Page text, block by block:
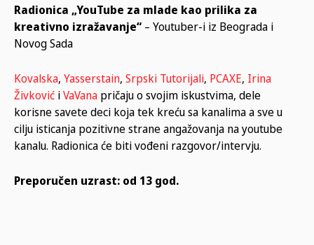
Radionica „YouTube za mlade kao prilika za
kreativno izražavanje“ – Youtuber-i iz Beograda i
Novog Sada
Kovalska, Yasserstain, Srpski Tutorijali, PCAXE, Irina
Živković iVaVana pričaju o svojim iskustvima, dele
korisne savete deci koja tek kreću sa kanalima a sve u
cilju isticanja pozitivne strane angažovanja na youtube
kanalu. Radionica će biti vođeni razgovor/intervju.
Preporučen uzrast: od 13 god.